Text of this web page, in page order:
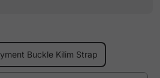
Buckle Kilim Strap